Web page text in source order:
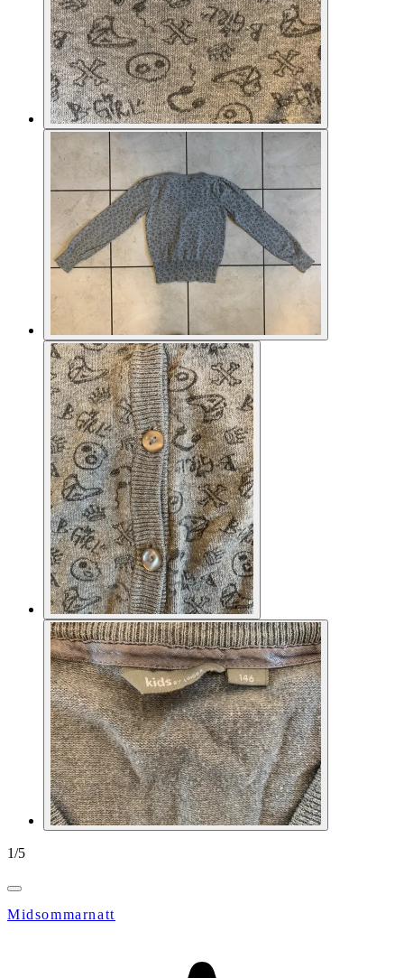
1/5
Midsommarnatt